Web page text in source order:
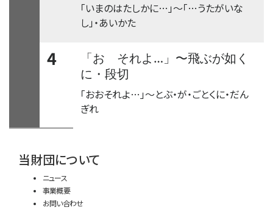
「いまのはたしかに…」〜「…うたがいな
し」・あいかた
4 「おゝそれよ…」 〜飛ぶが如く
に・段切
「おおそれよ…」〜とぶ・が・ごとくに・だん
ぎれ
当財団について
ニュース
事業概要
お問い合わせ